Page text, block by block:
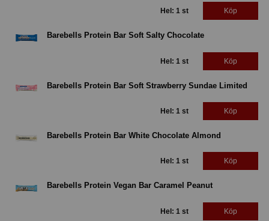
Hel: 1 st Köp
Barebells Protein Bar Soft Salty Chocolate
Hel: 1 st Köp
Barebells Protein Bar Soft Strawberry Sundae Limited
Hel: 1 st Köp
Barebells Protein Bar White Chocolate Almond
Hel: 1 st Köp
Barebells Protein Vegan Bar Caramel Peanut
Hel: 1 st Köp